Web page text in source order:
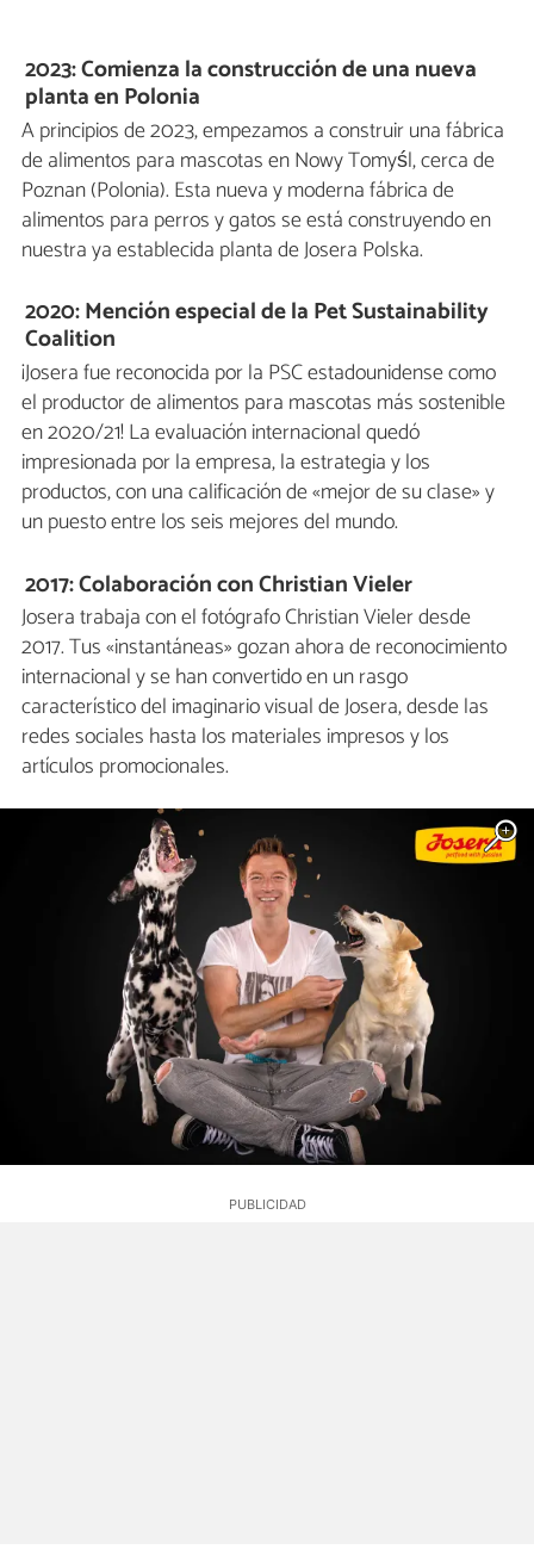
2023: Comienza la construcción de una nueva
planta en Polonia
A principios de 2023, empezamos a construir una fábrica
de alimentos para mascotas en Nowy Tomyśl, cerca de
Poznan (Polonia). Esta nueva y moderna fábrica de
alimentos para perros y gatos se está construyendo en
nuestra ya establecida planta de Josera Polska.
2020: Mención especial de la Pet Sustainability
Coalition
¡Josera fue reconocida por la PSC estadounidense como
el productor de alimentos para mascotas más sostenible
en 2020/21! La evaluación internacional quedó
impresionada por la empresa, la estrategia y los
productos, con una calificación de «mejor de su clase» y
un puesto entre los seis mejores del mundo.
2017: Colaboración con Christian Vieler
Josera trabaja con el fotógrafo Christian Vieler desde
2017. Tus «instantáneas» gozan ahora de reconocimiento
internacional y se han convertido en un rasgo
característico del imaginario visual de Josera, desde las
redes sociales hasta los materiales impresos y los
artículos promocionales.